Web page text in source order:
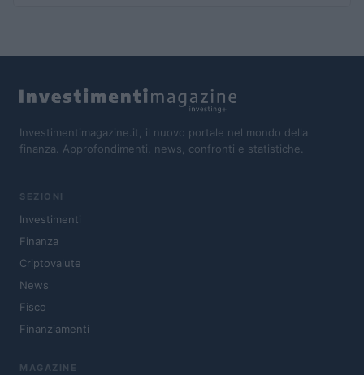
Investimentimagazine.it, il nuovo portale nel mondo della
finanza. Approfondimenti, news, confronti e statistiche.
SEZIONI
Investimenti
Finanza
Criptovalute
News
Fisco
Finanziamenti
MAGAZINE